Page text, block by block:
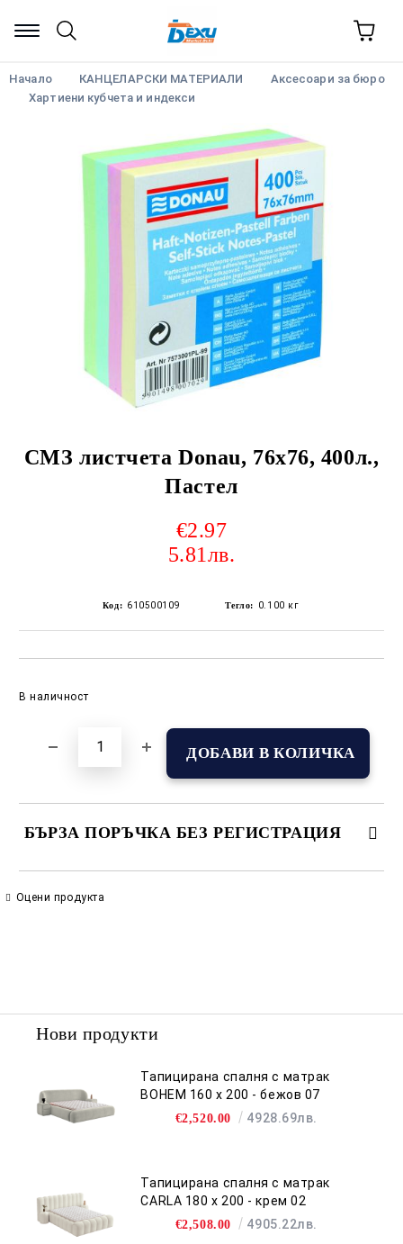
Начало КАНЦЕЛАРСКИ МАТЕРИАЛИ
Аксесоари за бюро
Хартиени кубчета и индекси
СМЗ листчета Donau, 76х76, 400л.,
Пастел
€2.97
5.81лв.
Код: 610500109 Тегло: 0.100 кг
В наличност
БЪРЗА ПОРЪЧКА БЕЗ РЕГИСТРАЦИЯ
Оцени продукта
Нови продукти
Тапицирана спалня с матрак
BOHEM 160 х 200 - бежов 07
€2,520.00 4928.69лв.
Тапицирана спалня с матрак
CARLA 180 х 200 - крем 02
€2,508.00 4905.22лв.